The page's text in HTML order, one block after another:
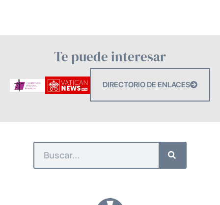
Te puede interesar
DIRECTORIO DE ENLACES